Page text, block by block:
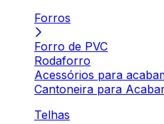
Forros
Forro de PVC
Rodaforro
Acessórios para
Cantoneira para
Telhas